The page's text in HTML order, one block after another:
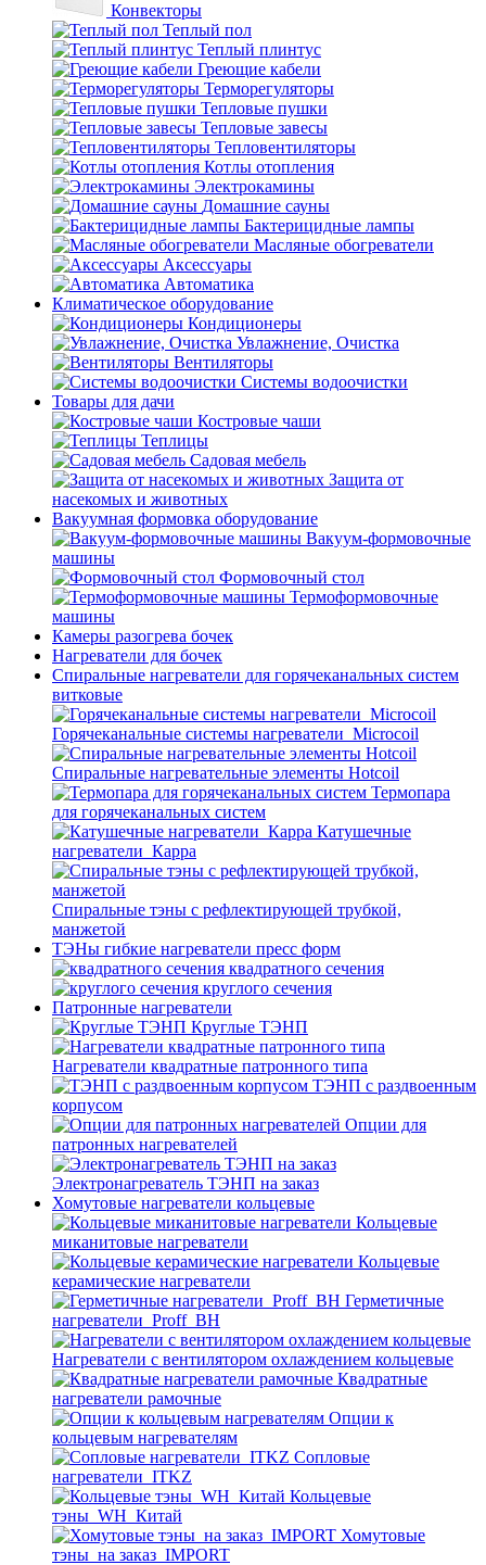
Конвекторы
Теплый пол
Теплый плинтус
Греющие кабели
Терморегуляторы
Тепловые пушки
Тепловые завесы
Тепловентиляторы
Котлы отопления
Электрокамины
Домашние сауны
Бактерицидные лампы
Масляные обогреватели
Аксессуары
Автоматика
Климатическое оборудование
Кондиционеры
Увлажнение, Очистка
Вентиляторы
Системы водоочистки
Товары для дачи
Костровые чаши
Теплицы
Садовая мебель
Защита от
насекомых и животных
Вакуумная формовка оборудование
Вакуум-формовочные
машины
Формовочный стол
Термоформовочные
машины
Камеры разогрева бочек
Нагреватели для бочек
Спиральные нагреватели для горячеканальных систем
витковые
Горячеканальные системы нагреватели_Microcoil
Спиральные нагревательные элементы Hotcoil
Термопара
для горячеканальных систем
Катушечные
нагреватели_Карра
Спиральные тэны с рефлектирующей трубкой,
манжетой
ТЭНы гибкие нагреватели пресс форм
квадратного сечения
круглого сечения
Патронные нагреватели
Круглые ТЭНП
Нагреватели квадратные патронного типа
ТЭНП с раздвоенным
корпусом
Опции для
патронных нагревателей
Электронагреватель ТЭНП на заказ
Хомутовые нагреватели кольцевые
Кольцевые
миканитовые нагреватели
Кольцевые
керамические нагреватели
Герметичные
нагреватели_Proff_BH
Нагреватели с вентилятором охлаждением кольцевые
Квадратные
нагреватели рамочные
Опции к
кольцевым нагревателям
Cопловые
нагреватели_ITKZ
Кольцевые
тэны_WH_Китай
Хомутовые
тэны_на заказ_IMPORT